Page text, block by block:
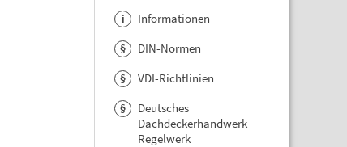
i Informationen
§ DIN-Normen
§ VDI-Richtlinien
§
Deutsches
Dachdeckerhandwerk
Regelwerk